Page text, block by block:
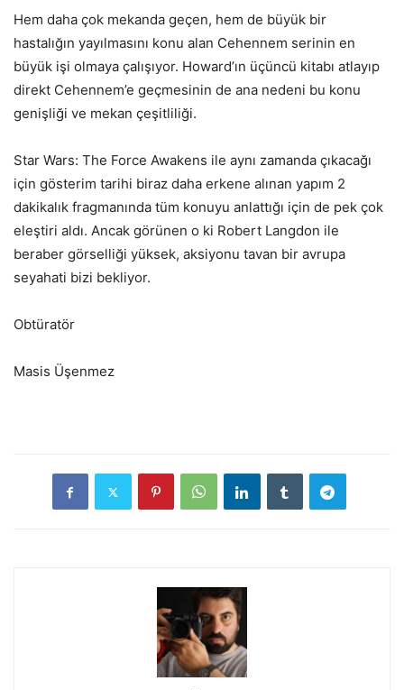
Hem daha çok mekanda geçen, hem de büyük bir
hastalığın yayılmasını konu alan Cehennem serinin en
büyük işi olmaya çalışıyor. Howard’ın üçüncü kitabı atlayıp
direkt Cehennem’e geçmesinin de ana nedeni bu konu
genişliği ve mekan çeşitliliği.
Star Wars: The Force Awakens ile aynı zamanda çıkacağı
için gösterim tarihi biraz daha erkene alınan yapım 2
dakikalık fragmanında tüm konuyu anlattığı için de pek çok
eleştiri aldı. Ancak görünen o ki Robert Langdon ile
beraber görselliği yüksek, aksiyonu tavan bir avrupa
seyahati bizi bekliyor.
Obtüratör
Masis Üşenmez